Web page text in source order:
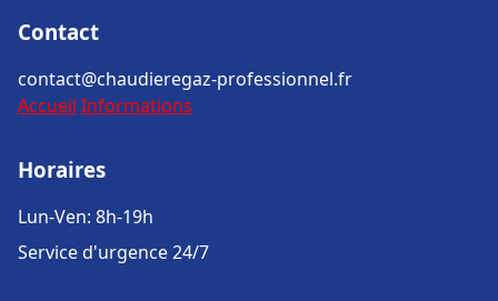
Contact
contact@chaudieregaz-professionnel.fr
Accueil Informations
Horaires
Lun-Ven: 8h-19h
Service d'urgence 24/7